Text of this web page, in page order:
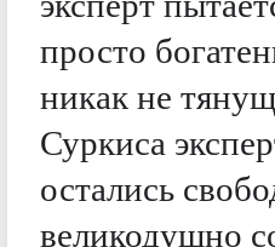
просто
никак не
Суркиса
остались
великодушно